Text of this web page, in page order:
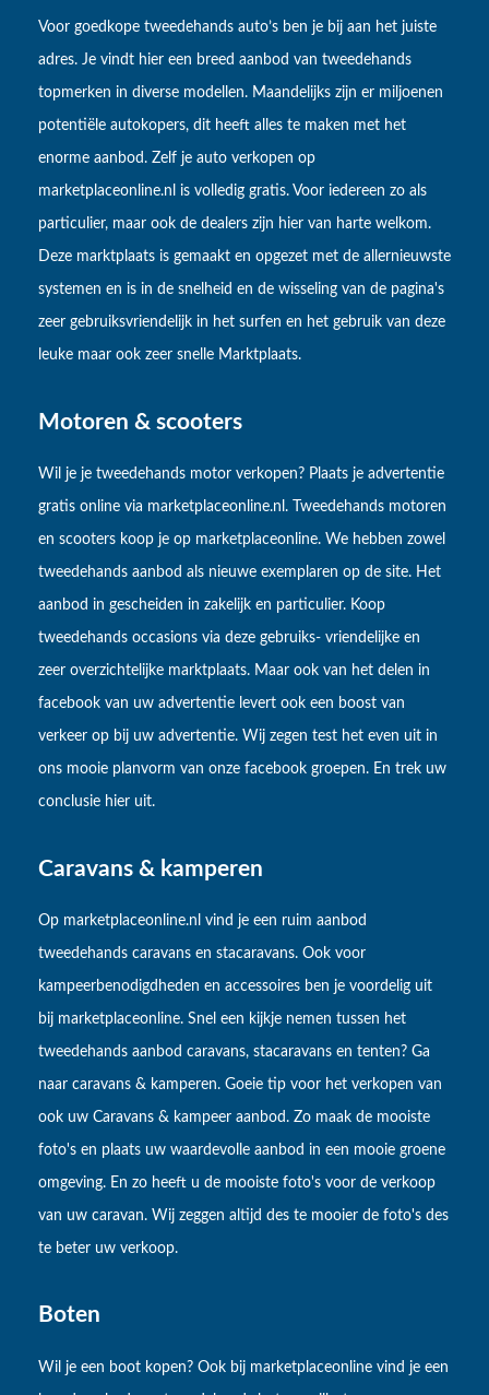
Voor goedkope tweedehands auto’s ben je bij aan het juiste
adres. Je vindt hier een breed aanbod van tweedehands
topmerken in diverse modellen. Maandelijks zijn er miljoenen
potentiële autokopers, dit heeft alles te maken met het
enorme aanbod. Zelf je auto verkopen op
marketplaceonline.nl is volledig gratis. Voor iedereen zo als
particulier, maar ook de dealers zijn hier van harte welkom.
Deze marktplaats is gemaakt en opgezet met de allernieuwste
systemen en is in de snelheid en de wisseling van de pagina's
zeer gebruiksvriendelijk in het surfen en het gebruik van deze
leuke maar ook zeer snelle Marktplaats.
Motoren & scooters
Wil je je tweedehands motor verkopen? Plaats je advertentie
gratis online via marketplaceonline.nl. Tweedehands motoren
en scooters koop je op marketplaceonline. We hebben zowel
tweedehands aanbod als nieuwe exemplaren op de site. Het
aanbod in gescheiden in zakelijk en particulier. Koop
tweedehands occasions via deze gebruiks- vriendelijke en
zeer overzichtelijke marktplaats. Maar ook van het delen in
facebook van uw advertentie levert ook een boost van
verkeer op bij uw advertentie. Wij zegen test het even uit in
ons mooie planvorm van onze facebook groepen. En trek uw
conclusie hier uit.
Caravans & kamperen
Op marketplaceonline.nl vind je een ruim aanbod
tweedehands caravans en stacaravans. Ook voor
kampeerbenodigdheden en accessoires ben je voordelig uit
bij marketplaceonline. Snel een kijkje nemen tussen het
tweedehands aanbod caravans, stacaravans en tenten? Ga
naar caravans & kamperen. Goeie tip voor het verkopen van
ook uw Caravans & kampeer aanbod. Zo maak de mooiste
foto's en plaats uw waardevolle aanbod in een mooie groene
omgeving. En zo heeft u de mooiste foto's voor de verkoop
van uw caravan. Wij zeggen altijd des te mooier de foto's des
te beter uw verkoop.
Boten
Wil je een boot kopen? Ook bij marketplaceonline vind je een